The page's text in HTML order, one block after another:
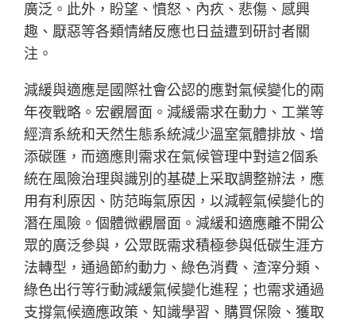
廣泛。此外，盼望、憤怒、內疚、悲傷、感興
趣、厭惡等各類情緒反應也日益遭到研討者關
注。
減緩與適應是國際社會公認的應對氣候變化的兩
年夜戰略。宏觀層面。減緩需求在動力、工業等
經濟系統和天然生態系統減少溫室氣體排放、增
添碳匯，而適應則需求在氣候管理中對這2個系
統在風險治理與識別的基礎上采取調整辦法，應
用有利原因、防范晦氣原因，以減輕氣候變化的
潛在風險。個體微觀層面。減緩和適應離不開公
眾的廣泛參與，公眾既需求積極參與低碳生涯方
法轉型，通過節約動力、綠色消費、渣滓分類、
綠色出行等行動減緩氣候變化進程；也需求通過
支撐氣候適應政策、知識學習、購買保險、獲取